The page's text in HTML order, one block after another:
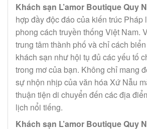
Khách sạn L’amor Boutique Quy
hợp đầy độc đáo của kiến trúc Pháp
phong cách truyền thống Việt Nam.
trung tâm thành phố và chỉ cách
khách sạn như hội tụ đủ các yếu tố
trong mơ của bạn. Không chỉ mang
sự nhộn nhịp của văn hóa Xứ Nẫu
thuận tiện di chuyển đến các địa
lịch nổi tiếng.
Khách sạn L’amor Boutique Quy